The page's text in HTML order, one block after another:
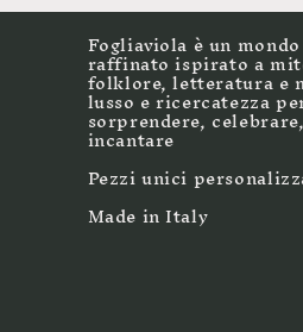
Fogliaviola è un
raffinato ispirato a
folklore, letteratura e
lusso e ricercatezza
sorprendere,
incantare
Pezzi unici
Made in Italy